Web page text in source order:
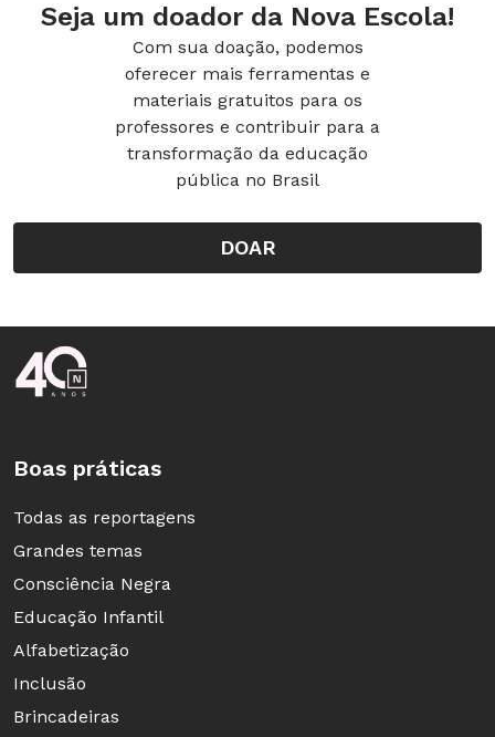
Seja um doador da Nova Escola!
Com sua doação, podemos
oferecer mais ferramentas e
materiais gratuitos para os
professores e contribuir para a
transformação da educação
pública no Brasil
DOAR
Rodapé da Nova Escola
Boas práticas
Todas as reportagens
Grandes temas
Consciência Negra
Educação Infantil
Alfabetização
Inclusão
Brincadeiras